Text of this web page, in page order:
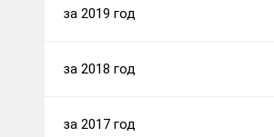
за 2019 год
за 2018 год
за 2017 год